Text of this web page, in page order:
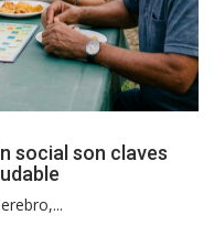
social son claves